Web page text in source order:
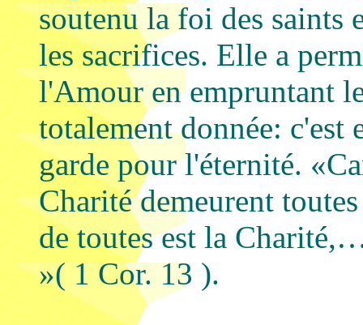
soutenu la foi des saints
les sacrifices. Elle a
l'Amour en empruntant
totalement donnée: c'est
garde pour l'éternité.
Charité demeurent
de toutes est la
»( 1 Cor. 13 ).